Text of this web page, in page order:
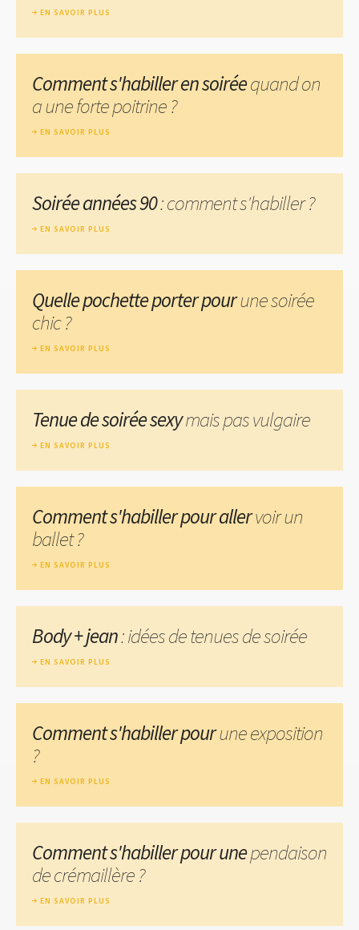
EN SAVOIR PLUS
Comment s'habiller en soiréequand on
a une forte poitrine ?
EN SAVOIR PLUS
Soirée années 90: comment s'habiller ?
EN SAVOIR PLUS
Quelle pochette porter pourune soirée
chic ?
EN SAVOIR PLUS
Tenue de soirée sexymais pas vulgaire
EN SAVOIR PLUS
Comment s'habiller pour allervoir un
ballet ?
EN SAVOIR PLUS
Body + jean: idées de tenues de soirée
EN SAVOIR PLUS
Comment s'habiller pourune exposition
?
EN SAVOIR PLUS
Comment s'habiller pour unependaison
de crémaillère ?
EN SAVOIR PLUS